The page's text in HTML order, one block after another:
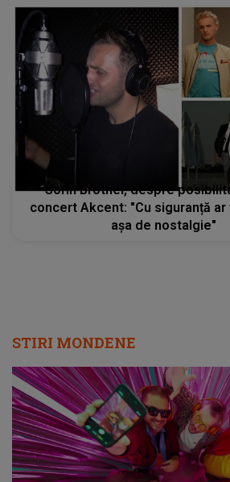
Sorin Brotnei, despre
concert Akcent: "Cu siguranță
așa de nostalgie"
STIRI MONDENE